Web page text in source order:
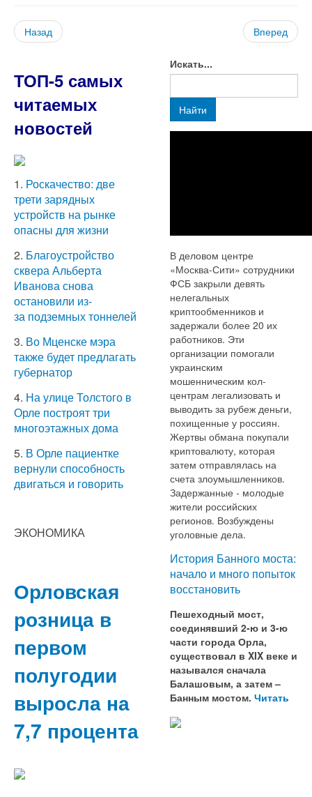
Назад Вперед
ТОП-5 самых
читаемых
новостей
1. Роскачество: две
трети зарядных
устройств на рынке
опасны для жизни
2. Благоустройство
сквера Альберта
Иванова снова
остановили из-
за подземных тоннелей
3. Во Мценске мэра
также будет предлагать
губернатор
4. На улице Толстого в
Орле построят три
многоэтажных дома
5. В Орле пациентке
вернули способность
двигаться и говорить
ЭКОНОМИКА
Орловская
розница в
первом
полугодии
выросла на
7,7 процента
Искать...
Найти
В деловом центре
«Москва-Сити» сотрудники
ФСБ закрыли девять
нелегальных
криптообменников и
задержали более 20 их
работников. Эти
организации помогали
украинским
мошенническим кол-
центрам легализовать и
выводить за рубеж деньги,
похищенные у россиян.
Жертвы обмана покупали
криптовалюту, которая
затем отправлялась на
счета злоумышленников.
Задержанные - молодые
жители российских
регионов. Возбуждены
уголовные дела.
История Банного моста:
начало и много попыток
восстановить
Пешеходный мост,
соединявший 2-ю и 3-ю
части города Орла,
существовал в XIX веке и
назывался сначала
Балашовым, а затем –
Банным мостом. Читать